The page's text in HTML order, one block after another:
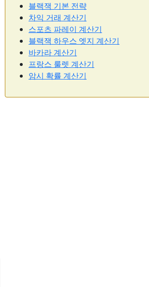
블랙잭 기본 전략
차익 거래 계산기
스포츠 파레이 계산기
블랙잭 하우스 엣지 계산기
바카라 계산기
프랑스 룰렛 계산기
암시 확률 계산기